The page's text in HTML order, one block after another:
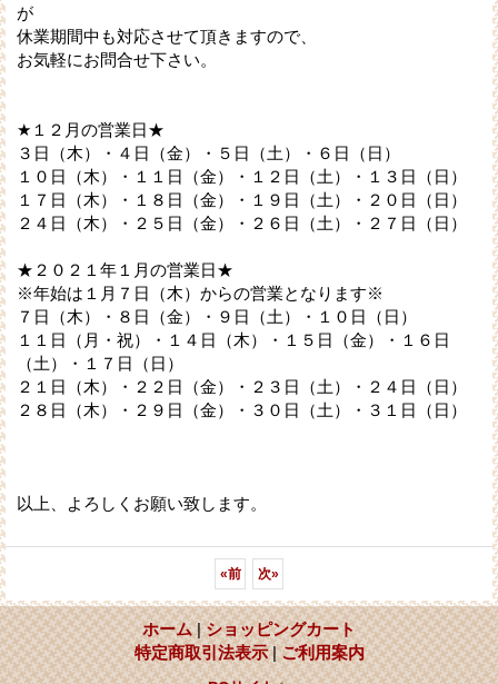
が
休業期間中も対応させて頂きますので、
お気軽にお問合せ下さい。
★１２月の営業日★
３日（木）・４日（金）・５日（土）・６日（日）
１０日（木）・１１日（金）・１２日（土）・１３日（日）
１７日（木）・１８日（金）・１９日（土）・２０日（日）
２４日（木）・２５日（金）・２６日（土）・２７日（日）
★２０２１年１月の営業日★
※年始は１月７日（木）からの営業となります※
７日（木）・８日（金）・９日（土）・１０日（日）
１１日（月・祝）・１４日（木）・１５日（金）・１６日
（土）・１７日（日）
２１日（木）・２２日（金）・２３日（土）・２４日（日）
２８日（木）・２９日（金）・３０日（土）・３１日（日）
以上、よろしくお願い致します。
«前 次»
ホーム | ショッピングカート
特定商取引法表示 | ご利用案内